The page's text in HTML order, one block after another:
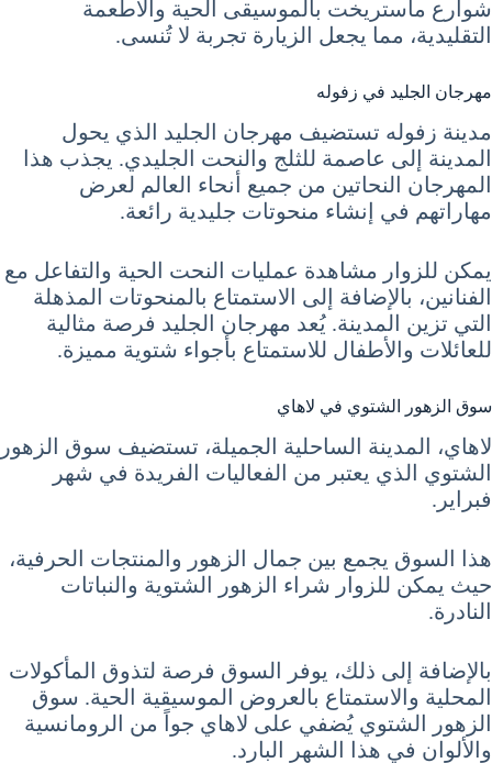
شوارع ماستريخت بالموسيقى الحية والأطعمة
التقليدية، مما يجعل الزيارة تجربة لا تُنسى.
مهرجان الجليد في زفوله
مدينة زفوله تستضيف مهرجان الجليد الذي يحول
المدينة إلى عاصمة للثلج والنحت الجليدي. يجذب هذا
المهرجان النحاتين من جميع أنحاء العالم لعرض
مهاراتهم في إنشاء منحوتات جليدية رائعة.
يمكن للزوار مشاهدة عمليات النحت الحية والتفاعل مع
الفنانين، بالإضافة إلى الاستمتاع بالمنحوتات المذهلة
التي تزين المدينة. يُعد مهرجان الجليد فرصة مثالية
للعائلات والأطفال للاستمتاع بأجواء شتوية مميزة.
سوق الزهور الشتوي في لاهاي
لاهاي، المدينة الساحلية الجميلة، تستضيف سوق الزهور
الشتوي الذي يعتبر من الفعاليات الفريدة في شهر
فبراير.
هذا السوق يجمع بين جمال الزهور والمنتجات الحرفية،
حيث يمكن للزوار شراء الزهور الشتوية والنباتات
النادرة.
بالإضافة إلى ذلك، يوفر السوق فرصة لتذوق المأكولات
المحلية والاستمتاع بالعروض الموسيقية الحية. سوق
الزهور الشتوي يُضفي على لاهاي جواً من الرومانسية
والألوان في هذا الشهر البارد.